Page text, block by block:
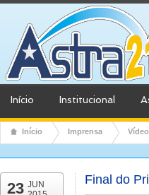
Início Institucional
Início Imprensa
23 JUN
Final do